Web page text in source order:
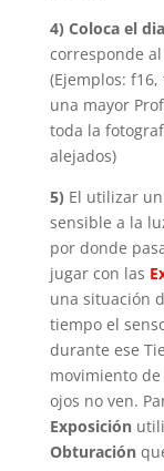
4) Coloca el
corresponde
(Ejemplos:
una mayor
toda la
alejados)
5) El utilizar un
sensible a la
por donde
jugar con las
una situación
tiempo el
durante ese
movimiento
ojos no ven.
Exposición
Obturación